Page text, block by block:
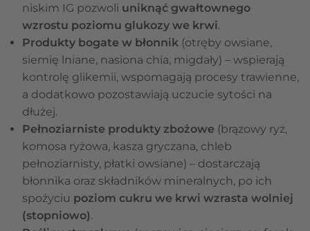
niskim IG pozwoli uniknąć gwałtownego
wzrostu poziomu glukozy we krwi.
Produkty bogate w błonnik (otręby owsiane,
siemię lniane, nasiona chia, migdały) – wspierają
kontrolę glikemii, wspomagają procesy trawienne,
a dodatkowo pozostawiają uczucie sytości na
dłużej.
Pełnoziarniste produkty zbożowe (brązowy ryż,
komosa ryżowa, kasza gryczana, chleb
pełnoziarnisty, płatki owsiane) – dostarczają
błonnika oraz składników mineralnych, po ich
spożyciu poziom cukru we krwi wzrasta wolniej
(stopniowo).